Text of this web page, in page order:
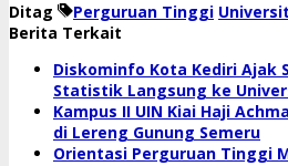
Ditag Perguruan Tinggi
Berita Terkait
Diskominfo Kota Kediri Ajak
Statistik Langsung ke
Kampus II UIN Kiai Haji
di Lereng Gunung Semeru
Orientasi Perguruan Tinggi